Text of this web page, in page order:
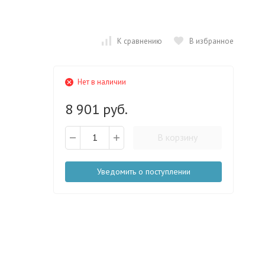
К сравнению В избранное
Нет в наличии
8 901 руб.
В корзину
Уведомить о поступлении